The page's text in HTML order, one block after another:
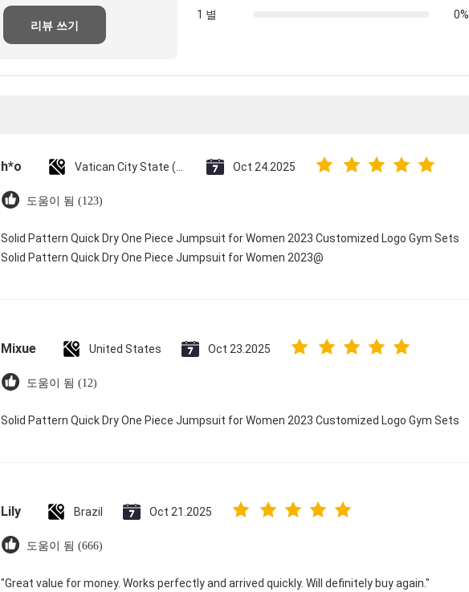
리뷰 쓰기
1 별
0%
h*o Oct 24.2025
도움이 됨 (123)
Solid Pattern Quick Dry One Piece Jumpsuit for Women 2023 Customized Logo Gym Sets
Solid Pattern Quick Dry One Piece Jumpsuit for Women 2023@
Mixue United States Oct 23.2025
도움이 됨 (12)
Solid Pattern Quick Dry One Piece Jumpsuit for Women 2023 Customized Logo Gym Sets
Lily Brazil Oct 21.2025
도움이 됨 (666)
"Great value for money. Works perfectly and arrived quickly. Will definitely buy again."